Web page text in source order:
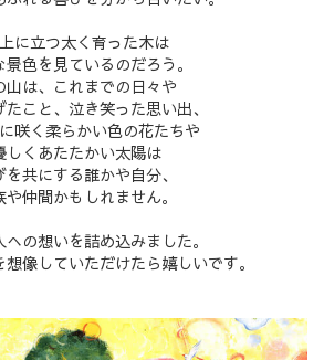
に立つ太く育った木は
景色を見ているのだろう。
山は、これまでの日々や
こと、泣き笑った思い出、
咲く柔らかい色の花たちや
しくあたたかい太陽は
を共にする誰かや自分、
や仲間かもしれません。
への想いを詰め込みました。
像していただけたら嬉しいです。